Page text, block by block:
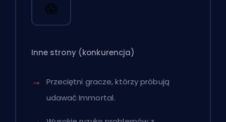
😱
Inne strony(konkurencja)
Przeciętni gracze, którzy próbują
udawać Immortal.